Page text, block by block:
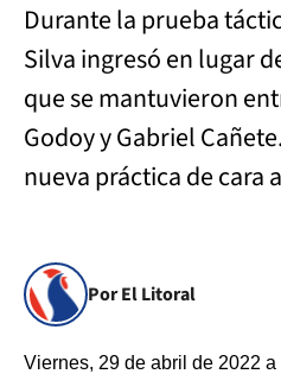
Durante la prueba
Silva ingresó en lugar
que se mantuvieron
Godoy y Gabriel
nueva práctica de cara
Por El Litoral
Viernes, 29 de abril de 2022 a